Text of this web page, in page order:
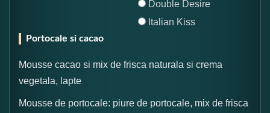
Double Desire
Italian Kiss
Portocale si cacao
Mousse cacao si mix de frisca naturala si crema
vegetala, lapte
Mousse de portocale: piure de portocale, mix de frisca